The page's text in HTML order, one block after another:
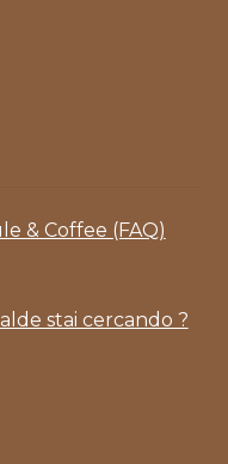
& Coffee (FAQ)
stai cercando ?